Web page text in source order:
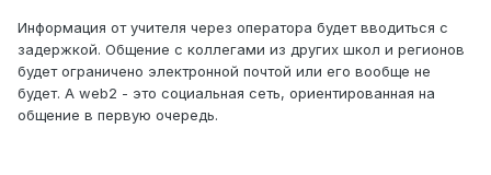
Информация от учителя через оператора будет вводиться с
задержкой. Общение с коллегами из других школ и регионов
будет ограничено электронной почтой или его вообще не
будет. А web2 - это социальная сеть, ориентированная на
общение в первую очередь.